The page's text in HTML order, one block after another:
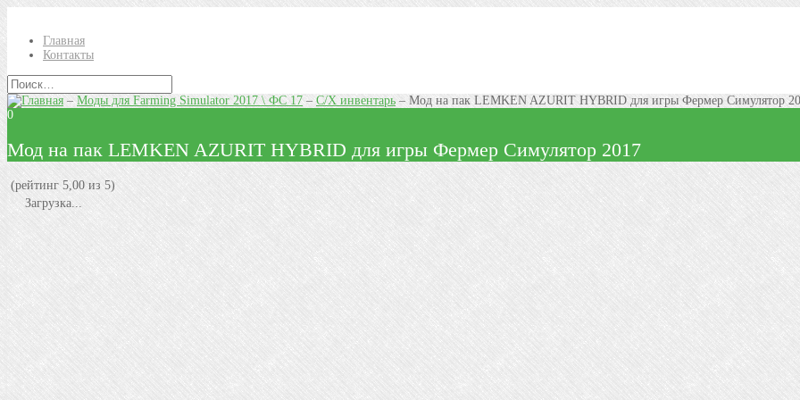
Главная
Контакты
–Моды для Farming Simulator 2017 \ ФС 17– С/Х инвентарь – Мод на пак LEMKEN AZURIT HYBRID для игры Фермер Симулятор
0
Мод на пак LEMKEN AZURIT HYBRID для игры Фермер Симулятор 2017
(рейтинг 5,00 из 5)
Загрузка...